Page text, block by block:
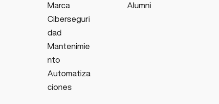
Marca
Ciberseguri
dad
Mantenimie
nto
Automatiza
ciones
Alumni